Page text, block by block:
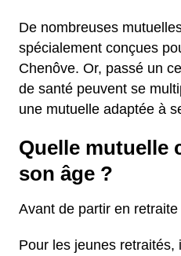
De nombreuses
spécialement conçues
Chenôve. Or, passé un
de santé peuvent se
une mutuelle adaptée à
Quelle mutuelle
son âge ?
Avant de partir en
Pour les jeunes retraités,